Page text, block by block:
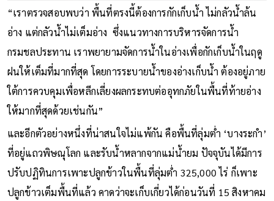
“เราตรวจสอบพบว่า พื้นที่ตรงนี้ต้องการกักเก็บน้ำ ไม่กลัวน้ำล้น
อ่าง แต่กลัวน้ำไม่เต็มอ่าง ซึ่งแนวทางการบริหารจัดการน้ำ
กรมชลประทาน เราพยายามจัดการน้ำในอ่างเพื่อกักเก็บน้ำในฤดู
ฝนให้เต็มที่มากที่สุด โดยการระบายน้ำของอ่างเก็บน้ำ ต้องอยู่ภาย
ใต้การควบคุมเพื่อหลีกเลี่ยงผลกระทบต่ออุทกภัยในพื้นที่ท้ายอ่าง
ให้มากที่สุดด้วยเช่นกัน”
และอีกตัวอย่างหนึ่งที่น่าสนใจไม่แพ้กัน คือพื้นที่ลุ่มต่ำ ‘บางระกำ’
ที่อยู่แถวพิษณุโลก และรับน้ําหลากจากแม่น้ํายม ปัจจุบันได้มีการ
ปรับปฏิทินการเพาะปลูกข้าวในพื้นที่ลุ่มต่ำ 325,000 ไร่ ก็เพาะ